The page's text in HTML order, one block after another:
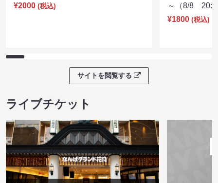
¥2000 (税込)
～（8/8
¥1800 (税込)
サイトを閲覧する
ライブチケット